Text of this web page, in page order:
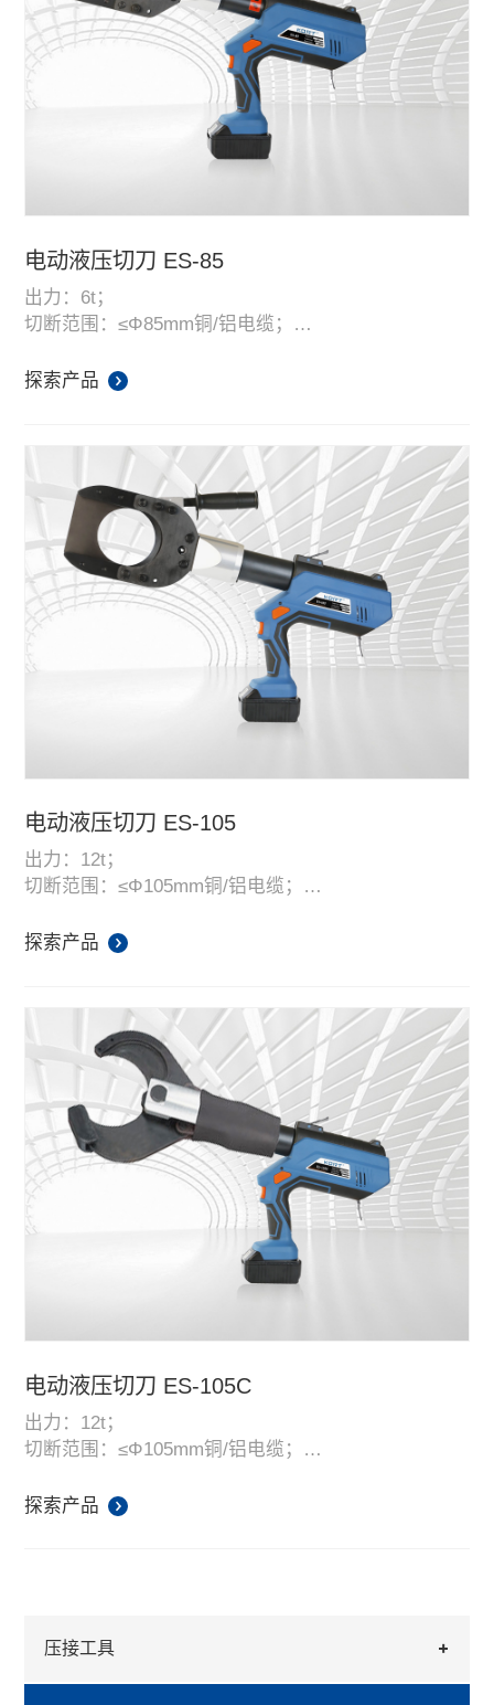
压接工具
电动液压切刀 ES-85
出力：6t；
切断范围：≤Φ85mm铜/铝电缆；
头部能自由旋转360度；
高性能、高容量18V带电量显示锂电池，平均使用次数
100-120次，配备快速充电器；
配有LED工作照明灯，让工作更方便。
探索产品
电动液压切刀 ES-105
出力：12t；
切断范围：≤Φ105mm铜/铝电缆；
头部能自由旋转360度；
高性能、高容量18V带电量显示锂电池，平均使用次数
100-120次，配备快速充电器；
配有LED工作照明灯，让工作更方便。
探索产品
电动液压切刀 ES-105C
出力：12t；
切断范围：≤Φ105mm铜/铝电缆；
头部能自由旋转360度；
配有LED工作照明灯，让工作更方便。
探索产品